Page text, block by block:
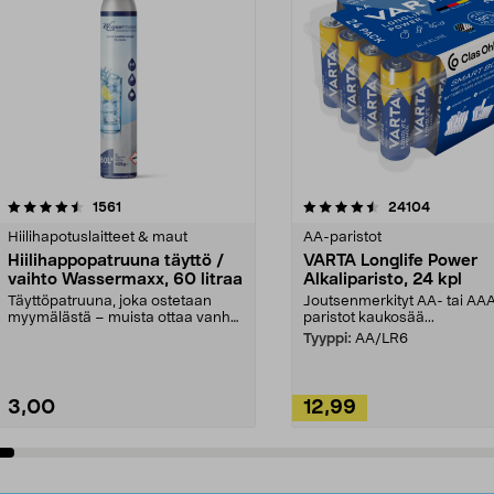
1561
Hiilihapotuslaitteet & maut
Hiilihappopatruuna täyttö /
vaihto Wassermaxx, 60 litraa
Täyttöpatruuna, joka ostetaan
myymälästä – muista ottaa vanha
3,00
4.5viidestä
24104arvostelut
AA-paristot
VARTA Longlife Power
Alkaliparisto, 24 kpl
Joutsenmerkityt AA- tai
paristot kaukosää...
Tyyppi: AA/LR6
12,99
4.5viidestä